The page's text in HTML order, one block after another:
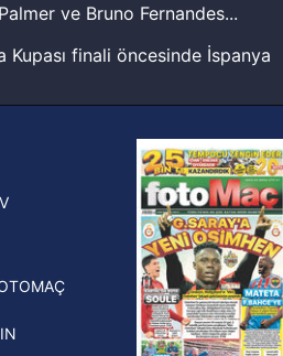
ve Bruno Fernandes...
Kupası finali öncesinde İspanya
yüzüğü verilecek
Crespo, Meksika Ligi
Atlas'ın yeni teknik
oldu